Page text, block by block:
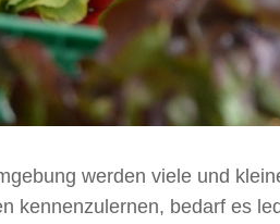
werden viele und
kennenzulernen, bedarf es